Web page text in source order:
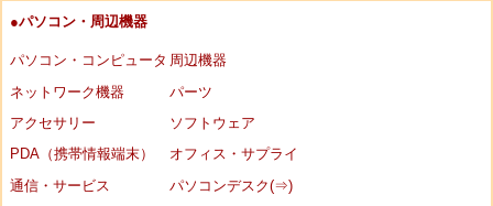
●パソコン・周辺機器
パソコン・コンピュータ 周辺機器
ネットワーク機器
パーツ
アクセサリー
ソフトウェア
PDA（携帯情報端末）
オフィス・サプライ
通信・サービス
パソコンデスク(⇒)